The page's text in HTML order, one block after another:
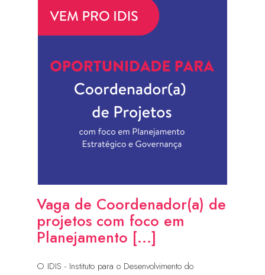
Vaga de Coordenador(a) de
projetos com foco em
Planejamento [...]
O IDIS - Instituto para o Desenvolvimento do